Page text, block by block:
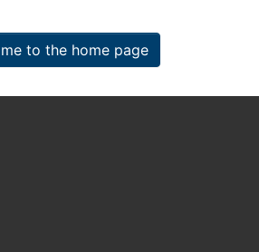
to the home page